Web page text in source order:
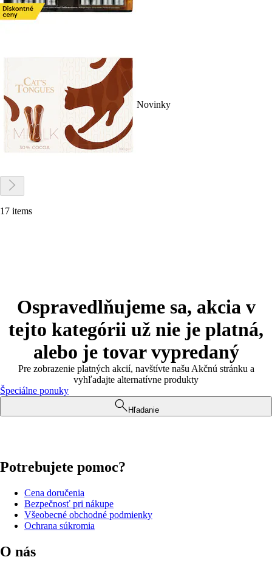
Novinky
17 items
Ospravedlňujeme sa, akcia v
tejto kategórii už nie je platná,
alebo je tovar vypredaný
Pre zobrazenie platných akcií, navštívte našu Akčnú stránku a
vyhľadajte alternatívne produkty
Špeciálne ponuky
Hľadanie
Potrebujete pomoc?
Cena doručenia
Bezpečnosť pri nákupe
Všeobecné obchodné podmienky
Ochrana súkromia
O nás